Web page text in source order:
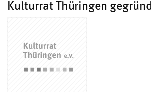
Kulturrat Thüringen